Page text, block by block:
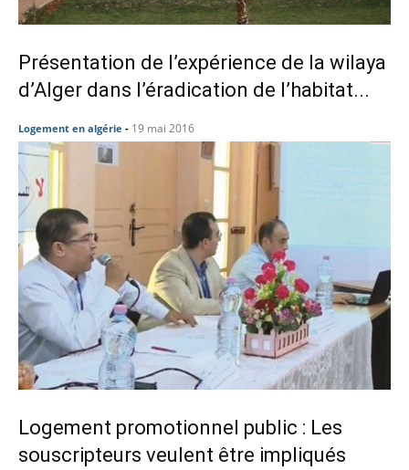
Présentation de l’expérience de la wilaya
d’Alger dans l’éradication de l’habitat...
Logement en algérie - 19 mai 2016
Logement promotionnel public : Les
souscripteurs veulent être impliqués